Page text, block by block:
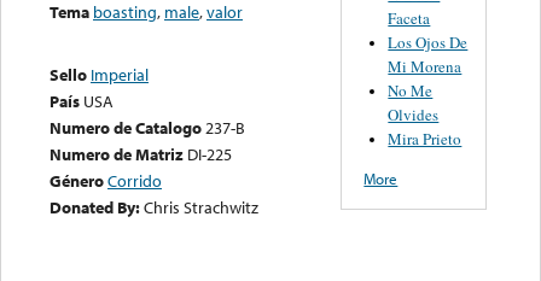
Tema boasting, male,valor
Sello Imperial
País USA
Numero de Catalogo237-B
Numero de Matriz DI-225
GéneroCorrido
Donated By:Chris Strachwitz
Faceta
Los Ojos De
Mi Morena
No Me
Olvides
Mira Prieto
More